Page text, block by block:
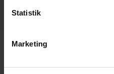
Statistik
Marketing